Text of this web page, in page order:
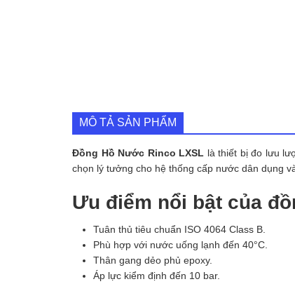
MÔ TẢ SẢN PHẨM
Đồng Hồ Nước Rinco LXSL là thiết bị đo lưu
chọn lý tưởng cho hệ thống cấp nước dân dụng
Ưu điểm nổi bật của
Tuân thủ tiêu chuẩn ISO 4064 Class B.
Phù hợp với nước uống lạnh đến 40°C.
Thân gang dẻo phủ epoxy.
Áp lực kiểm định đến 10 bar.